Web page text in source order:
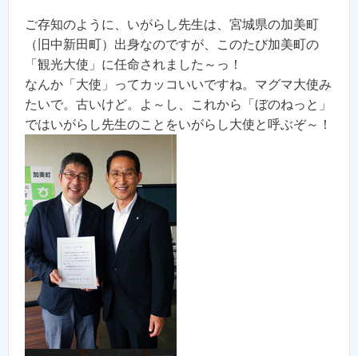
ご存知のように、いがらし先生は、宮城県の加美町
（旧中新田町）出身なのですが、このたび加美町の
「観光大使」に任命されました～っ！
なんか「大使」ってカッコいいですね。マグマ大使み
たいで。古いけど。よ～し、これから「ぼのねっと」
ではいがらし先生のことをいがらし大使と呼ぶぞ～！